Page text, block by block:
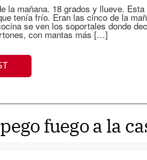
la mañana. 18 grados y llueve.
tenía frío. Eran las cinco de la
se ven los soportales donde
con mantas más […]
fuego a la